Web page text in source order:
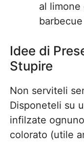
al limone
Idee di
Stupire
Non serviteli
Disponeteli su
infilzate
colorato (utile